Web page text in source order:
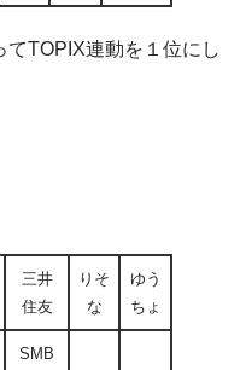
TOPIX連動を１位にし
三井
住友
りそ
な
ゆう
ちょ
SMB